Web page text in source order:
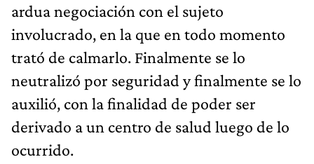
ardua negociación con el sujeto
involucrado, en la que en todo momento
trató de calmarlo. Finalmente se lo
neutralizó por seguridad y finalmente se lo
auxilió, con la finalidad de poder ser
derivado a un centro de salud luego de lo
ocurrido.